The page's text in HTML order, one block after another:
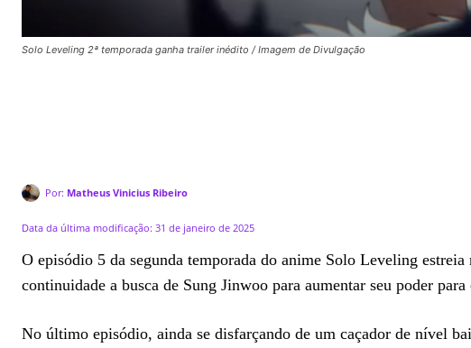
Solo Leveling 2ª temporada ganha trailer inédito / Imagem de Divulgação
Por: Matheus Vinicius Ribeiro
Data da última modificação: 31 de janeiro de 2025
O episódio 5 da segunda temporada do anime Solo Leveling
continuidade a busca de Sung Jinwoo para aumentar seu poder
No último episódio, ainda se disfarçando de um caçador de nível